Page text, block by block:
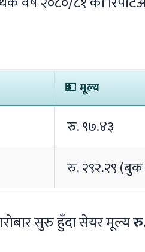
💵 मूल्य
रु. ९७.४३
रु. २९२.२९
सुरु हुँदा सेयर मूल्य